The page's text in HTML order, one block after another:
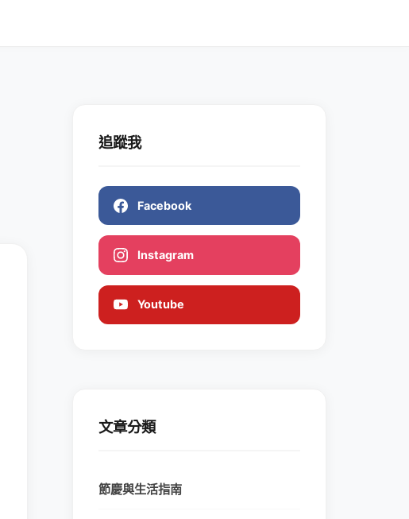
追蹤我
Facebook
Instagram
Youtube
文章分類
節慶與生活指南